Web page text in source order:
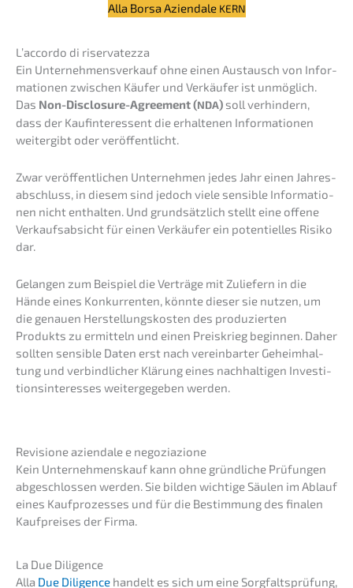
Alla Borsa Aziend­a­le KERN
L’accordo di riservatezza
Ein Unter­nehmens­verkauf ohne einen Austausch von Infor­
ma­tio­nen zwischen Käufer und Verkäu­fer ist unmög­lich.
Das Non-Disclo­sure-Agree­ment (NDA)soll verhin­dern,
dass der Kaufin­ter­es­sent die erhal­te­nen Infor­ma­tio­nen
weiter­gibt oder veröffentlicht.
Zwar veröf­fent­li­chen Unter­neh­men jedes Jahr einen Jahres­
ab­schluss, in diesem sind jedoch viele sensi­ble Infor­ma­tio­
nen nicht enthal­ten. Und grund­sätz­lich stellt eine offene
Verkaufs­ab­sicht für einen Verkäu­fer ein poten­ti­el­les Risiko
dar.
Gelan­gen zum Beispiel die Verträ­ge mit Zulie­fern in die
Hände eines Konkur­ren­ten, könnte dieser sie nutzen, um
die genau­en Herstel­lungs­kos­ten des produ­zier­ten
Produkts zu ermit­teln und einen Preis­krieg begin­nen. Daher
sollten sensi­ble Daten erst nach verein­bar­ter Geheim­hal­
tung und verbind­li­cher Klärung eines nachhal­ti­gen Inves­ti­
ti­ons­in­ter­es­ses weiter­ge­ge­ben werden.
Revisio­ne aziend­a­le e negoziazione
Kein Unter­nehmens­kauf kann ohne gründ­li­che Prüfun­gen
abgeschlos­sen werden. Sie bilden wichti­ge Säulen im Ablauf
eines Kaufpro­zes­ses und für die Bestim­mung des finalen
Kaufprei­ses der Firma.
La Due Diligence
Alla Due Diligence handelt es sich um eine Sorgfalts­prü­fung,